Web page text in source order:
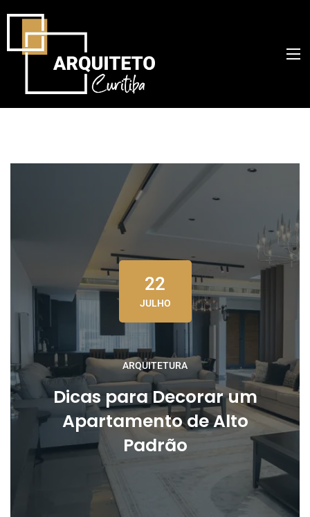
22
JULHO
ARQUITETURA
Dicas para Decorar um
Apartamento de Alto
Padrão